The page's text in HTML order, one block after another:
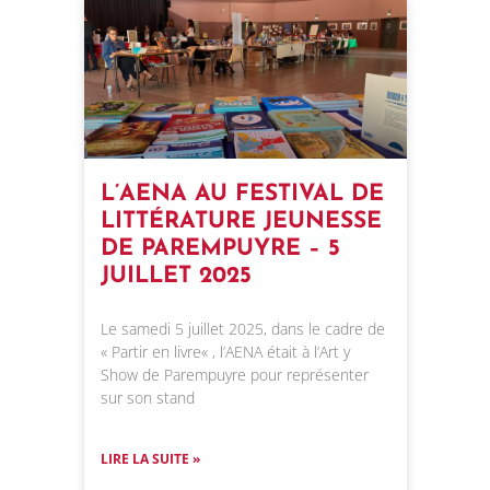
L’AENA AU FESTIVAL DE
LITTÉRATURE JEUNESSE
DE PAREMPUYRE – 5
JUILLET 2025
Le samedi 5 juillet 2025, dans le cadre de
« Partir en livre« , l’AENA était à l’Art y
Show de Parempuyre pour représenter
sur son stand
LIRE LA SUITE »